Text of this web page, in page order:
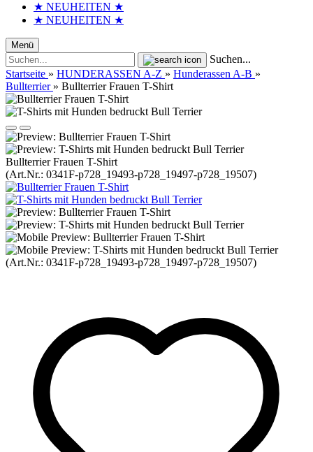
★ NEUHEITEN ★
★ NEUHEITEN ★
Menü
Suchen...
Startseite » HUNDERASSEN A-Z » Hunderassen A-B »
Bullterrier » Bullterrier Frauen T-Shirt
Bullterrier Frauen T-Shirt
(Art.Nr.: 0341F-p728_19493-p728_19497-p728_19507)
(Art.Nr.: 0341F-p728_19493-p728_19497-p728_19507)